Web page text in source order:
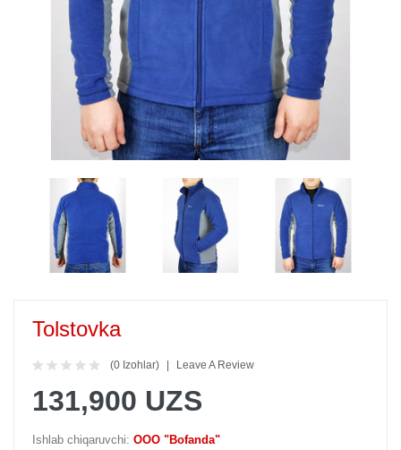
Tolstovka
(0 Izohlar) Leave A Review
131,900 UZS
Ishlab chiqaruvchi: OOO "Bofanda"